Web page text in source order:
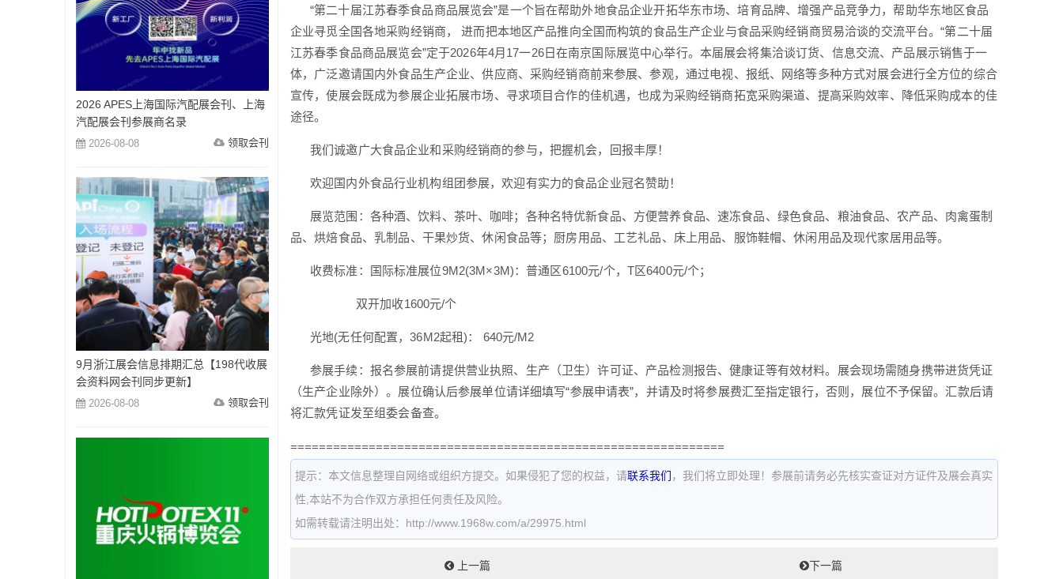
“第二十届江苏春季食品商品展览会”是一个旨在帮助外地食品企业开拓华东市场、培育品牌、增强产品竞争力，帮助华东地区食品
企业寻觅全国各地采购经销商， 进而把本地区产品推向全国而构筑的食品生产企业与食品采购经销商贸易洽谈的交流平台。“第二十届
江苏春季食品商品展览会”定于2026年4月17一26日在南京国际展览中心举行。本届展会将集洽谈订货、信息交流、产品展示销售于一
体，广泛邀请国内外食品生产企业、供应商、采购经销商前来参展、参观，通过电视、报纸、网络等多种方式对展会进行全方位的综合
宣传，使展会既成为参展企业拓展市场、寻求项目合作的佳机遇，也成为采购经销商拓宽采购渠道、提高采购效率、降低采购成本的佳
途径。
我们诚邀广大食品企业和采购经销商的参与，把握机会，回报丰厚！
欢迎国内外食品行业机构组团参展，欢迎有实力的食品企业冠名赞助！
展览范围：各种酒、饮料、茶叶、咖啡；各种名特优新食品、方便营养食品、速冻食品、绿色食品、粮油食品、农产品、肉禽蛋制
品、烘焙食品、乳制品、干果炒货、休闲食品等；厨房用品、工艺礼品、床上用品、服饰鞋帽、休闲用品及现代家居用品等。
收费标准：国际标准展位9M2(3M×3M)：普通区6100元/个，T区6400元/个；
双开加收1600元/个
光地(无任何配置，36M2起租)： 640元/M2
参展手续：报名参展前请提供营业执照、生产（卫生）许可证、产品检测报告、健康证等有效材料。展会现场需随身携带进货凭证
（生产企业除外）。展位确认后参展单位请详细填写“参展申请表”，并请及时将参展费汇至指定银行，否则，展位不予保留。汇款后请
将汇款凭证发至组委会备查。
=============================================================
提示：本文信息整理自网络或组织方提交。如果侵犯了您的权益，请联系我们 ，我们将立即处理！参展前请务必先核实查证对方证件及展会真实
性,本站不为合作双方承担任何责任及风险。
如需转载请注明出处：http://www.1968w.com/a/29975.html
上一篇
下一篇
2026 APES上海国际汽配展会刊、上海
汽配展会刊参展商名录
2026-08-08 领取会刊
9月浙江展会信息排期汇总【198代收展
会资料网会刊同步更新】
2026-08-08 领取会刊